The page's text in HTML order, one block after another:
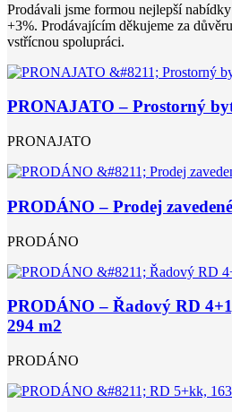
Prodávali jsme formou nejlepší
+3%. Prodávajícím děkujeme za
vstřícnou spolupráci.
PRONAJATO – Prostorný
PRONAJATO
PRODÁNO – Prodej
PRODÁNO
PRODÁNO – Řadový RD
294 m2
PRODÁNO